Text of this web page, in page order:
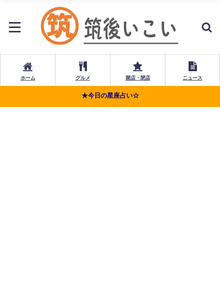
ホーム グルメ 開店・閉店 ニュース
★今日の星座占い☆